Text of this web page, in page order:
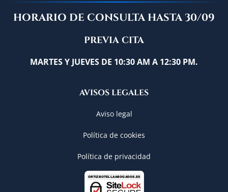
HORARIO DE CONSULTA HASTA 30/09
PREVIA CITA
MARTES Y JUEVES DE 10:30 AM A 12:30 PM.
AVISOS LEGALES
Aviso legal
Política de cookies
Política de privacidad